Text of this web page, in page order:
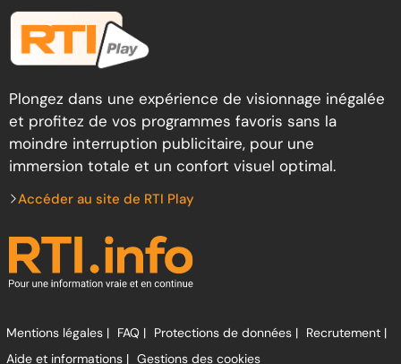
Plongez dans une expérience de visionnage inégalée
et profitez de vos programmes favoris sans la
moindre interruption publicitaire, pour une
immersion totale et un confort visuel optimal.
Accéder au site de RTI Play
Mentions légales | FAQ | Protections de données | Recrutement |
Aide et informations | Gestions des cookies